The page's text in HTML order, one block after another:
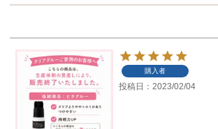
購入者
投稿日 2023/02/04